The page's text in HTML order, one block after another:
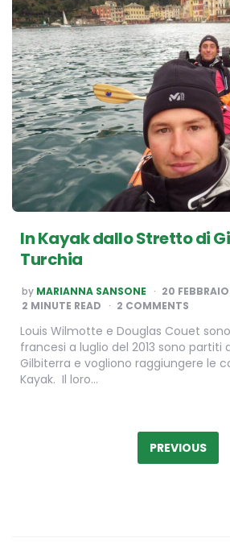
In Kayak dallo Stretto di
Turchia
POSTED
BY
by MARIANNA SANSONE
20
2 MINUTE READ 2 COMMENTS
Louis Wilmotte e Douglas Couet
francesi a luglio del 2013 sono partiti
Gilbiterra e vogliono raggiungere le
Kayak. Il loro…
PREVIOUS